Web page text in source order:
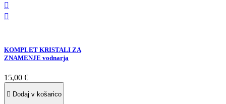


KOMPLET KRISTALI ZA
ZNAMENJE vodnarja
15,00 €
 Dodaj v košarico